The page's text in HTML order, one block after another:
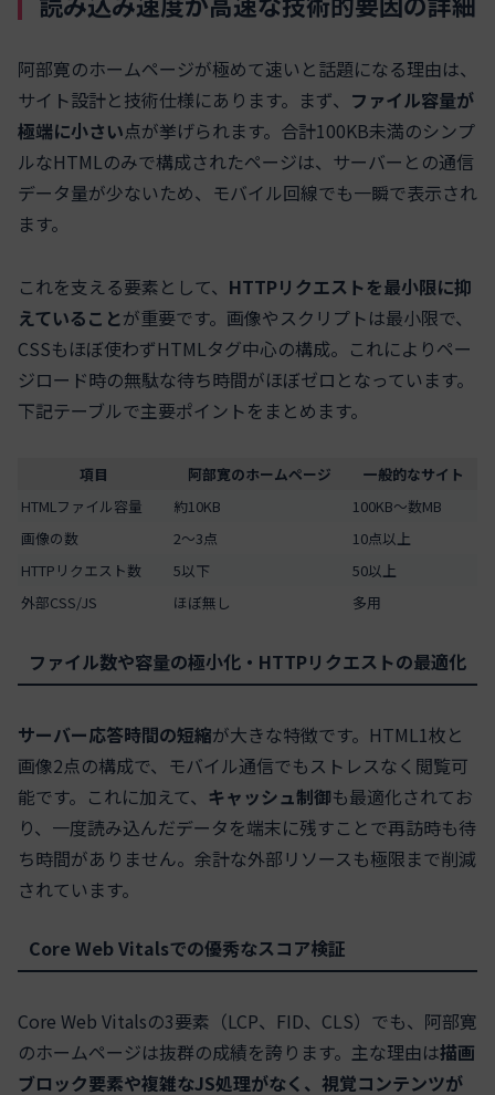
阿部寛のホームページが極めて速いと話題になる理由は、
サイト設計と技術仕様にあります。まず、 ファイル容量が
極端に小さい点が挙げられます。合計100KB未満のシンプ
ルなHTMLのみで構成されたページは、サーバーとの通信
データ量が少ないため、モバイル回線でも一瞬で表示され
ます。
これを支える要素として、 HTTPリクエストを最小限に抑
えていることが重要です。画像やスクリプトは最小限で、
CSSもほぼ使わずHTMLタグ中心の構成。これによりペー
ジロード時の無駄な待ち時間がほぼゼロとなっています。
下記テーブルで主要ポイントをまとめます。
項目 阿部寛のホームページ
一般的なサイト
HTMLファイル容量
約10KB
100KB〜数MB
画像の数
2～3点
10点以上
HTTPリクエスト数
5以下
50以上
外部CSS/JS
ほぼ無し 多用
ファイル数や容量の極小化・HTTPリクエストの最適化
サーバー応答時間の短縮が大きな特徴です。HTML1枚と
画像2点の構成で、モバイル通信でもストレスなく閲覧可
能です。これに加えて、 キャッシュ制御も最適化されてお
り、一度読み込んだデータを端末に残すことで再訪時も待
ち時間がありません。余計な外部リソースも極限まで削減
されています。
Core Web Vitalsでの優秀なスコア検証
Core Web Vitalsの3要素（LCP、FID、CLS）でも、阿部寛
のホームページは抜群の成績を誇ります。主な理由は描画
ブロック要素や複雑なJS処理がなく、視覚コンテンツが